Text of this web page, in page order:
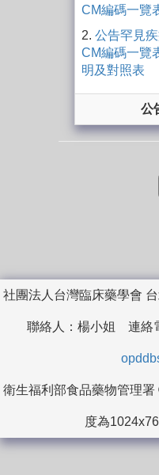
CM編碼一覽
2.公告罕見
CM編碼一覽
明及對照表
公
社團法人台灣臨床藥學會
聯絡人：楊小姐 連絡
衛生福利部食品藥物管理
度為